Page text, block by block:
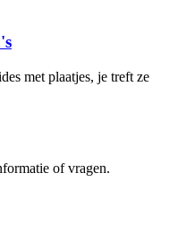
met plaatjes, je treft ze
of vragen.